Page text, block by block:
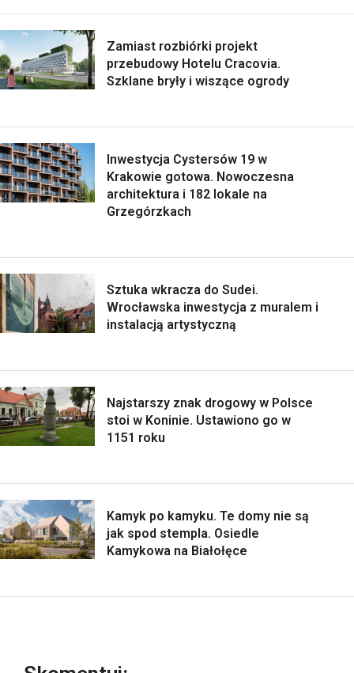
Zamiast rozbiórki projekt
przebudowy Hotelu Cracovia.
Szklane bryły i wiszące ogrody
Inwestycja Cystersów 19 w
Krakowie gotowa. Nowoczesna
architektura i 182 lokale na
Grzegórzkach
Sztuka wkracza do Sudei.
Wrocławska inwestycja z muralem i
instalacją artystyczną
Najstarszy znak drogowy w Polsce
stoi w Koninie. Ustawiono go w
1151 roku
Kamyk po kamyku. Te domy nie są
jak spod stempla. Osiedle
Kamykowa na Białołęce